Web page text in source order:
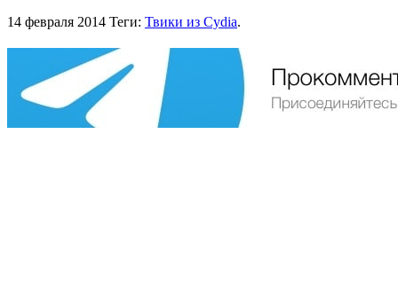
14 февраля 2014 Теги: Твики из Cydia.